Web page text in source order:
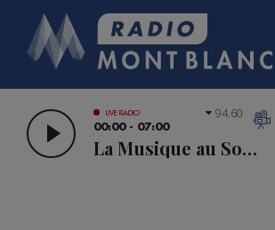
LIVE RADIO
00:00 - 07:00
La Musique au Sommet
94.60